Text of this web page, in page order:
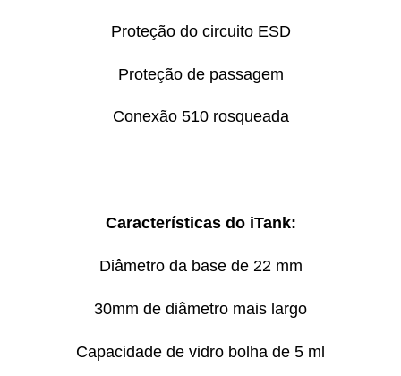
Proteção do circuito ESD
Proteção de passagem
Conexão 510 rosqueada
Características do iTank:
Diâmetro da base de 22 mm
30mm de diâmetro mais largo
Capacidade de vidro bolha de 5 ml